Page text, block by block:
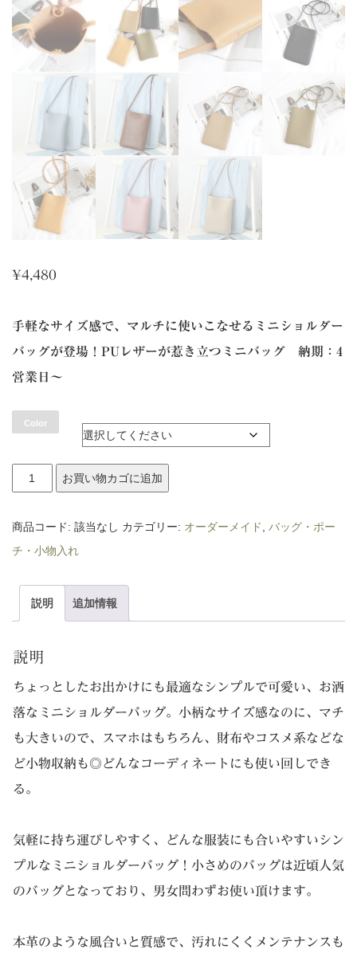
¥4,480
手軽なサイズ感で、マルチに使いこなせるミニショルダー
バッグが登場！PUレザーが惹き立つミニバッグ 納期：4
営業日〜
Color
シ
ョ
ー
ッ
グ
個
お買い物カゴに追加
商品コード: 該当なし カテゴリー: オーダーメイド
バッグ・ポー
チ・小物入れ
説明 追加情報
説明
ちょっとしたお出かけにも最適なシンプルで可愛い、お洒
落なミニショルダーバッグ。小柄なサイズ感なのに、マチ
も大きいので、スマホはもちろん、財布やコスメ系などな
ど小物収納も◎どんなコーディネートにも使い回しでき
る。
気軽に持ち運びしやすく、どんな服装にも合いやすいシン
プルなミニショルダーバッグ！小さめのバッグは近頃人気
のバッグとなっており、男女問わずお使い頂けます。
本革のような風合いと質感で、汚れにくくメンテナンスも